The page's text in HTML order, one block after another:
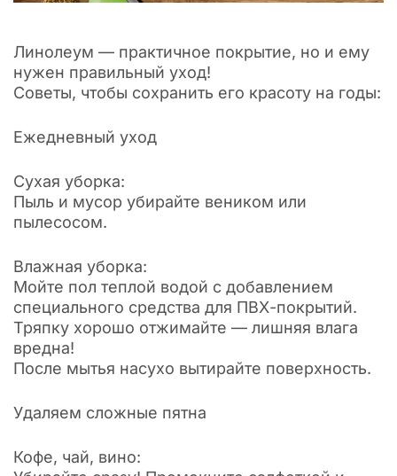
Линолеум — практичное покрытие, но и ему
нужен правильный уход!
Советы, чтобы сохранить его красоту на годы:
Ежедневный уход
Сухая уборка:
Пыль и мусор убирайте веником или
пылесосом.
Влажная уборка:
Мойте пол теплой водой с добавлением
специального средства для ПВХ-покрытий.
Тряпку хорошо отжимайте — лишняя влага
вредна!
После мытья насухо вытирайте поверхность.
Удаляем сложные пятна
Кофе, чай, вино: